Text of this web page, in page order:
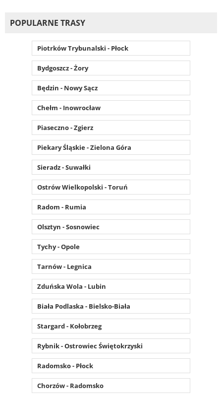
POPULARNE TRASY
Piotrków Trybunalski - Płock
Bydgoszcz - Żory
Będzin - Nowy Sącz
Chełm - Inowrocław
Piaseczno - Zgierz
Piekary Śląskie - Zielona Góra
Sieradz - Suwałki
Ostrów Wielkopolski - Toruń
Radom - Rumia
Olsztyn - Sosnowiec
Tychy - Opole
Tarnów - Legnica
Zduńska Wola - Lubin
Biała Podlaska - Bielsko-Biała
Stargard - Kołobrzeg
Rybnik - Ostrowiec Świętokrzyski
Radomsko - Płock
Chorzów - Radomsko